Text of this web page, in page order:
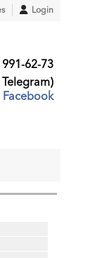
Login
62-73
Facebook